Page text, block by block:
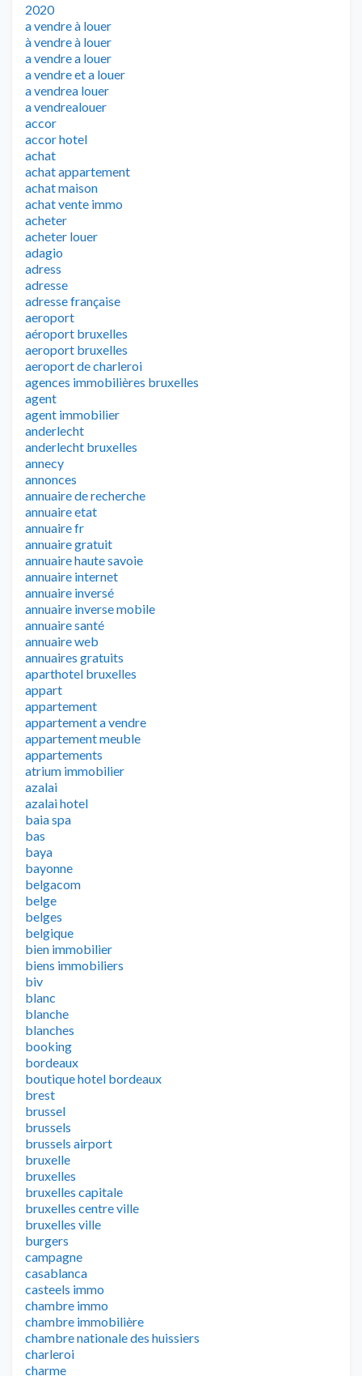
2020
a vendre à louer
à vendre à louer
a vendre a louer
a vendre et a louer
a vendrea louer
a vendrealouer
accor
accor hotel
achat
achat appartement
achat maison
achat vente immo
acheter
acheter louer
adagio
adress
adresse
adresse française
aeroport
aéroport bruxelles
aeroport bruxelles
aeroport de charleroi
agences immobilières bruxelles
agent
agent immobilier
anderlecht
anderlecht bruxelles
annecy
annonces
annuaire de recherche
annuaire etat
annuaire fr
annuaire gratuit
annuaire haute savoie
annuaire internet
annuaire inversé
annuaire inverse mobile
annuaire santé
annuaire web
annuaires gratuits
aparthotel bruxelles
appart
appartement
appartement a vendre
appartement meuble
appartements
atrium immobilier
azalai
azalai hotel
baia spa
bas
baya
bayonne
belgacom
belge
belges
belgique
bien immobilier
biens immobiliers
biv
blanc
blanche
blanches
booking
bordeaux
boutique hotel bordeaux
brest
brussel
brussels
brussels airport
bruxelle
bruxelles
bruxelles capitale
bruxelles centre ville
bruxelles ville
burgers
campagne
casablanca
casteels immo
chambre immo
chambre immobilière
chambre nationale des huissiers
charleroi
charme